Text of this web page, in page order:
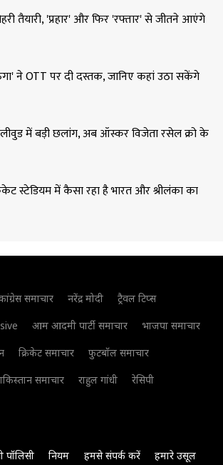
तैयारी, 'प्रहार' और फिर 'रफ्तार' से जीतने आएंगे
ने OTT पर दी दस्तक, जानिए कहां उठा सकेंगे
में बड़ी छलांग, अब ऑस्कर विजेता रसेल क्रो के
स्टेडियम में कैसा रहा है भारत और श्रीलंका का
समाचार नरेंद्र मोदी
ट्रैवल टिप्स
आम आदमी पार्टी समाचार
भाजपा समाचार
क्रिकेट समाचार
फुटबॉल समाचार
समाचार राहुल गांधी
रेसिपी
पॉलिसी नियम हमसे संपर्क करें हमारे उसूल